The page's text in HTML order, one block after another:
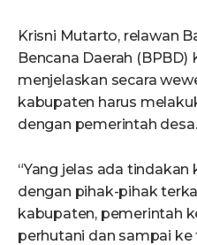
Krisni Mutarto, relawan
Bencana Daerah
menjelaskan secara
kabupaten harus
dengan pemerintah desa.
“Yang jelas ada
dengan pihak-pihak
kabupaten, pemerintah
perhutani dan sampai